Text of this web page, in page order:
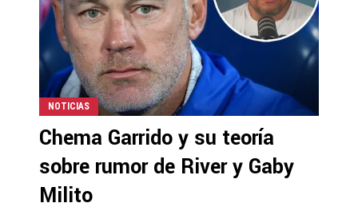
NOTICIAS
Chema Garrido y su teoría
sobre rumor de River y Gaby
Milito